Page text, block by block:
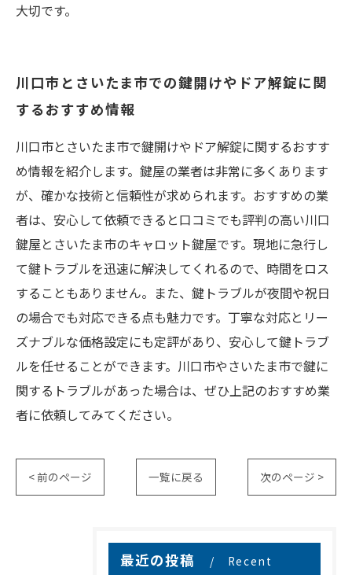
大切です。
川口市とさいたま市での鍵開けやドア解錠に関
するおすすめ情報
川口市とさいたま市で鍵開けやドア解錠に関するおすす
め情報を紹介します。鍵屋の業者は非常に多くあります
が、確かな技術と信頼性が求められます。おすすめの業
者は、安心して依頼できると口コミでも評判の高い川口
鍵屋とさいたま市のキャロット鍵屋です。現地に急行し
て鍵トラブルを迅速に解決してくれるので、時間をロス
することもありません。また、鍵トラブルが夜間や祝日
の場合でも対応できる点も魅力です。丁寧な対応とリー
ズナブルな価格設定にも定評があり、安心して鍵トラブ
ルを任せることができます。川口市やさいたま市で鍵に
関するトラブルがあった場合は、ぜひ上記のおすすめ業
者に依頼してみてください。
< 前のページ 一覧に戻る 次のページ >
最近の投稿
Recent